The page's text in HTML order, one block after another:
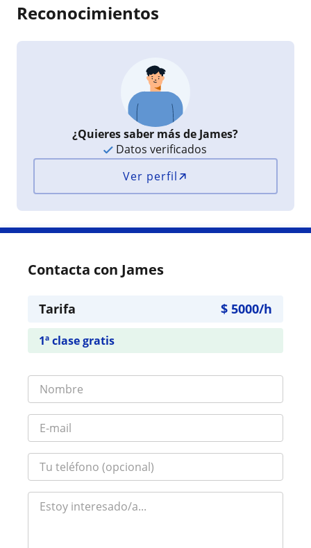
Reconocimientos
¿Quieres saber más de James?
Datos verificados
Ver perfil
Contacta con James
Tarifa $ 5000/h
1ª clase gratis